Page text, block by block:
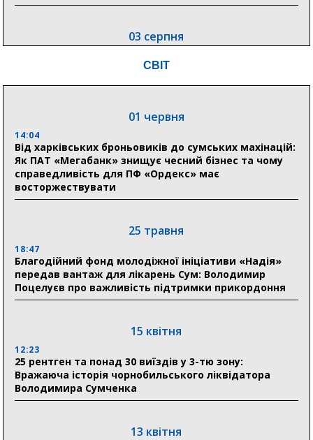
03 серпня
Романько розширює програму відпочинку дітей із
Ніколаєнко: у Сумах погодили 115 компенсацій на
відновлення житла майже на 6,6 млн грн
Сумщини пояснив, як отримати допомогу на зиму
17:52
«Укрексімбанк» припиняє виплату пенсій: у
Пенсійному фонді Сумщини пояснили, що робити
людям
відзнаки «Почесного громадянина міста Суми»
30 липня
Сумська клінічна лікарня Святого Пантелеймона
СВІТ
01 червня
14:04
Від харківських броньовиків до сумських махінацій:
Як ПАТ «Мегабанк» знищує чесний бізнес та чому
справедливість для ПФ «Ордекс» має
восторжествувати
25 травня
18:47
Благодійний фонд молодіжної ініціативи «Надія»
передав вантаж для лікарень Сум: Володимир
Поцелуєв про важливість підтримки прикордоння
15 квітня
12:23
25 рентген та понад 30 виїздів у 3-тю зону:
Вражаюча історія чорнобильського ліквідатора
Володимира Сумченка
13 квітня